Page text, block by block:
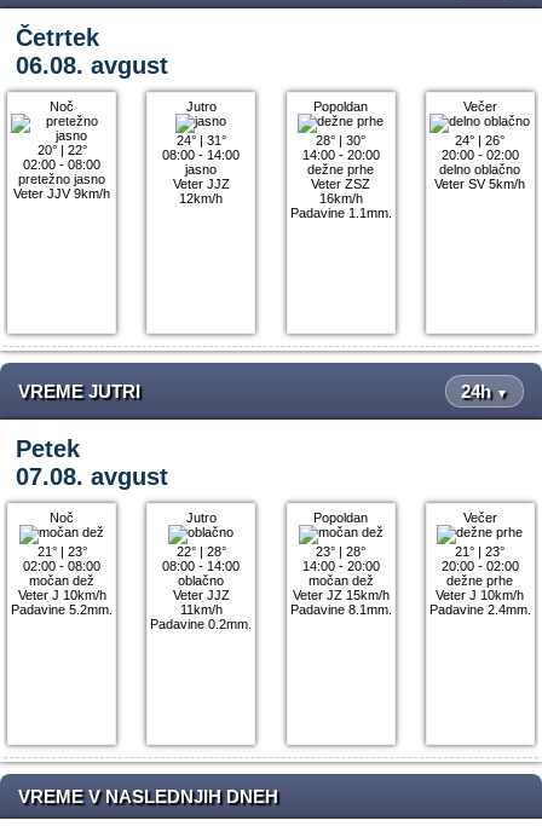
Četrtek
06.08. avgust
Noč
20°| 22°
02:00 - 08:00
pretežno jasno
Veter JJV 9km/h
Jutro
24°| 31°
08:00 - 14:00
jasno
Veter JJZ
12km/h
Popoldan
28° |30°
14:00 - 20:00
dežne prhe
Veter ZSZ
16km/h
Padavine 1.1mm.
Večer
24° |26°
20:00 - 02:00
delno oblačno
Veter SV 5km/h
VREME JUTRI 24h ▼
Petek
07.08. avgust
Noč
21°| 23°
02:00 - 08:00
močan dež
Veter J 10km/h
Padavine 5.2mm.
Jutro
22°| 28°
08:00 - 14:00
oblačno
Veter JJZ
11km/h
Padavine 0.2mm.
Popoldan
23° |28°
14:00 - 20:00
močan dež
Veter JZ 15km/h
Padavine 8.1mm.
Večer
21° |23°
20:00 - 02:00
dežne prhe
Veter J 10km/h
Padavine 2.4mm.
VREME V NASLEDNJIH DNEH